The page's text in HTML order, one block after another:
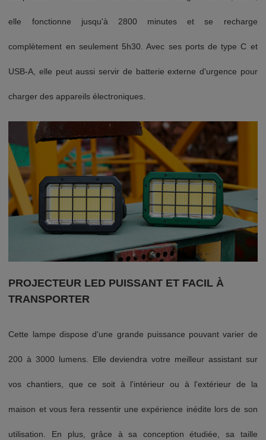
elle fonctionne jusqu'à 2800 minutes et se recharge
complètement en seulement 5h30. Avec ses ports de type C et
USB-A, elle peut aussi servir de batterie externe d'urgence pour
charger des appareils électroniques.
PROJECTEUR LED PUISSANT ET FACIL À
TRANSPORTER
Cette lampe dispose d'une grande puissance pouvant varier de
200 à 3000 lumens. Elle deviendra votre meilleur assistant sur
vos chantiers, que ce soit à l'intérieur ou à l'extérieur de la
maison et vous fera ressentir une expérience inédite lors de son
utilisation. En plus,grâce à sa conception étudiée, sa taille